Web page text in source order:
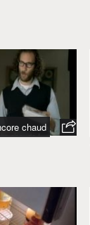
chaud